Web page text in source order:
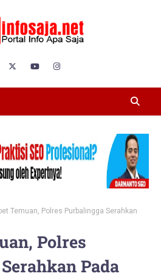
Temuan, Polres Purbalingga Serahkan
Polres
Pada